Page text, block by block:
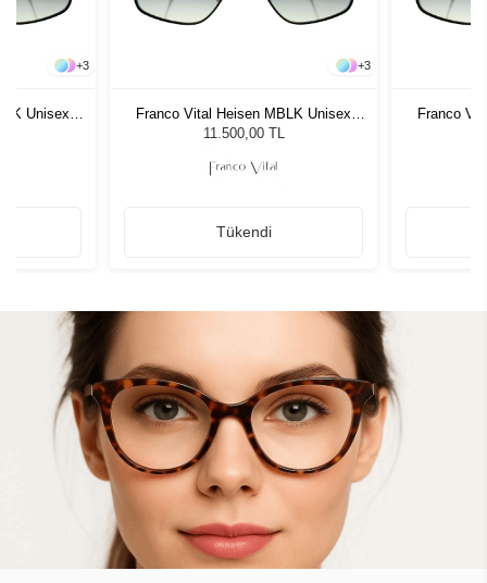
+3
Unisex
+3
Franco Vital Heisen MBLK Unisex
Güneş Gözlüğü
11.500,00 TL
Tükendi
Franco